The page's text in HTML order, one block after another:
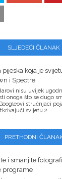
SLJEDEĆI ČLANAK
pijeska koja je
i Spectre
nisu uvijek
onoga što se dugo
stručnjaci
svijetu 2...
PRETHODNI
i smanjite
programe